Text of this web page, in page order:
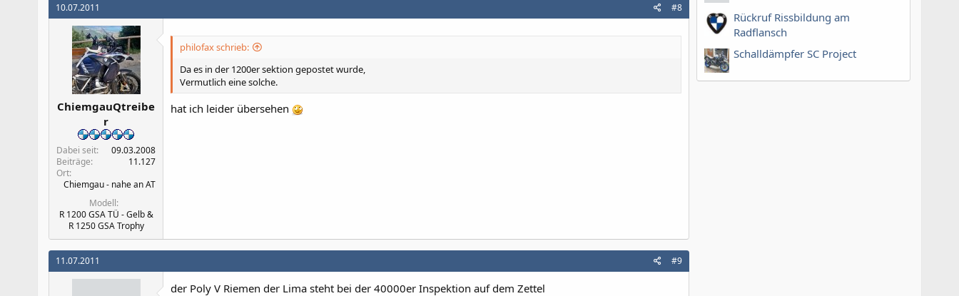
10.07.2011 #8
ChiemgauQtreibe
r
Dabei seit
09.03.2008
Beiträge
11.127
Ort
Chiemgau - nahe an AT
Modell
R 1200 GSA TÜ - Gelb &
R 1250 GSA Trophy
philofax schrieb:
Da es in der 1200er sektion gepostet wurde,
Vermutlich eine solche.
hat ich leider übersehen
11.07.2011 #9
der Poly V Riemen der Lima steht bei der 40000er Inspektion auf dem Zettel
Rückruf Rissbildung am
Radflansch
Schalldämpfer SC Project